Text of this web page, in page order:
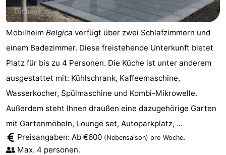
Mobilheim Belgica verfügt über zwei Schlafzimmern und
einem Badezimmer. Diese freistehende Unterkunft bietet
Platz für bis zu 4 Personen. Die Küche ist unter anderem
ausgestattet mit: Kühlschrank, Kaffeemaschine,
Wasserkocher, Spülmaschine und Kombi-Mikrowelle.
Außerdem steht Ihnen draußen eine dazugehörige Garten
mit Gartenmöbeln, Lounge set, Autoparkplatz, ...
Preisangaben: Ab €600 (Nebensaison) pro Woche.
Max. 4 personen.